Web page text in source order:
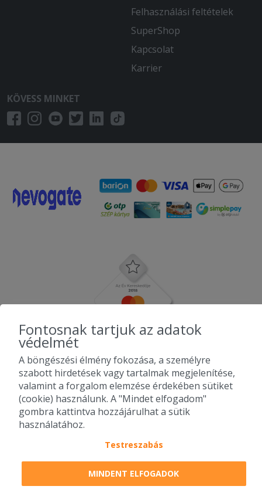
Felhasználási feltételek
SuperShop
Kapcsolat
Karrier
KÖVESS MINKET
2010-2026 Copyright - Falatozz.hu - Diston-line Kft.
Pizza, gyros, hamburger, menük kedvező áron, egy helyen az összes
étterem ajánlata.
Fontosnak tartjuk az adatok
védelmét
A böngészési élmény fokozása, a személyre
szabott hirdetések vagy tartalmak megjelenítése,
valamint a forgalom elemzése érdekében sütiket
(cookie) használunk. A "Mindet elfogadom"
gombra kattintva hozzájárulhat a sütik
használatához.
Testreszabás
MINDENT ELFOGADOK